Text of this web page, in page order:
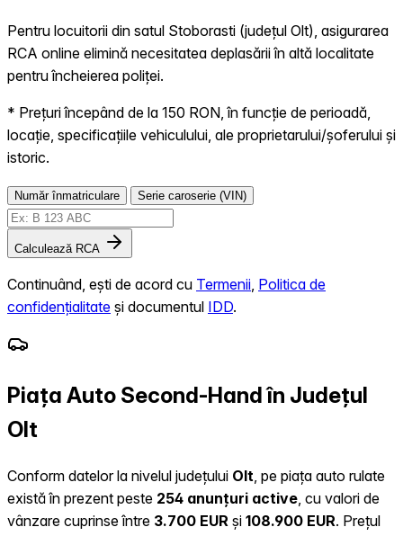
Pentru locuitorii din satul Stoborasti (județul Olt), asigurarea
RCA online elimină necesitatea deplasării în altă localitate
pentru încheierea poliței.
* Prețuri începând de la 150 RON, în funcție de perioadă,
locație, specificațiile vehiculului, ale proprietarului/șoferului și
istoric.
Număr înmatriculare Serie caroserie (VIN)
Calculează RCA
Continuând, ești de acord cu Termenii Politica de
confidențialitate și documentul IDD.
Piața Auto Second-Hand în Județul
Olt
Conform datelor la nivelul județului Olt , pe piața auto rulate
există în prezent peste 254 anunțuri active , cu valori de
vânzare cuprinse între 3.700 EUR și 108.900 EUR. Prețul